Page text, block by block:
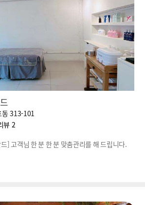
동 313-101
뷰 2
] 고객님 한 분 한 분 맞춤관리를 해 드립니다.